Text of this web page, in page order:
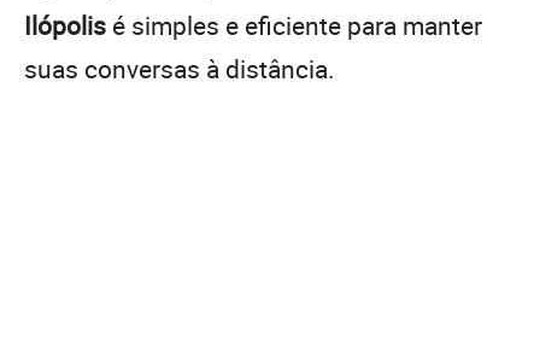
Ilópolis é simples e eficiente para manter
suas conversas à distância.